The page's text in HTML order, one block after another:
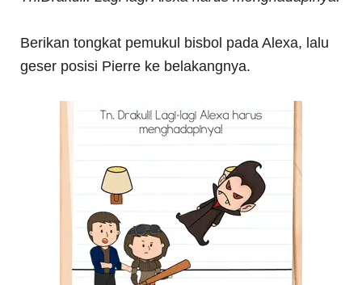
Berikan tongkat pemukul bisbol pada Alexa, lalu
geser posisi Pierre ke belakangnya.